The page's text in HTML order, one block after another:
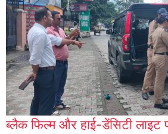
ब्लैक फिल्म और हाई-डेंसिटी लाइट